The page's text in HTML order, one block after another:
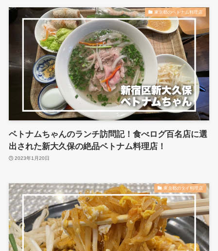
東京都のベトナム料理店
ベトナムちゃんのランチ訪問記！食べログ百名店に選
出された新大久保の絶品ベトナム料理店！
2023年1月20日
東京都のタイ料理店